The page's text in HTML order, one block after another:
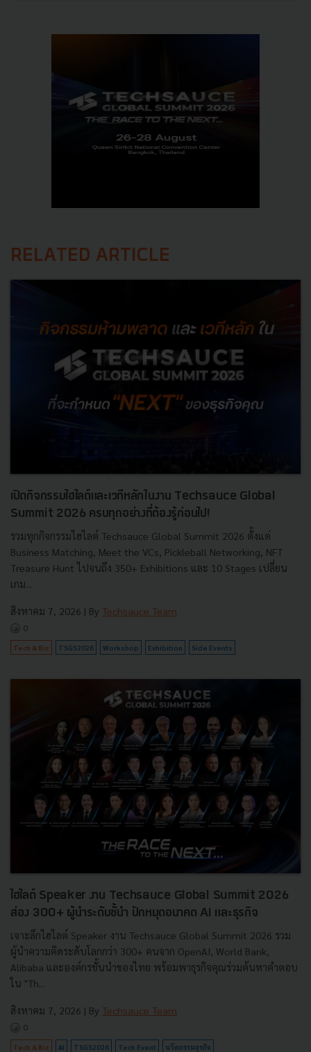
RELATED ARTICLE
เปิดกิจกรรมไฮไลต์และเวทีหลักในงาน Techsauce Global
Summit 2026 ครบทุกอย่างที่ต้องรู้ก่อนไป!
รวมทุกกิจกรรมไฮไลต์ Techsauce Global Summit 2026 ตั้งแต่
Business Matching, Meet the VCs, Pickleball Networking, NFT
Treasure Hunt ไปจนถึง 350+ Exhibitions และ 10 Stages เปลี่ยน
เกม...
สิงหาคม 7, 2026 | By Techsauce Team
0
Tech & Biz TSGS2026 Workshop Exhibition Side Events
ไฮไลต์ Speaker งาน Techsauce Global Summit 2026
ส่อง 300+ ผู้นำระดับชั้นำ ปักหมุดอนาคต AI และธุรกิจ
เจาะลึกไฮไลต์ Speaker งาน Techsauce Global Summit 2026 รวม
ผู้นำความคิดระดับโลกกว่า 300+ คนจาก OpenAI, World Bank,
Alibaba และองค์กรชั้นนำของไทย พร้อมพาธุรกิจคุณร่วมค้นหาคำตอบ
ใน "Th...
สิงหาคม 7, 2026 | By Techsauce Team
0
Tech & Biz AI TSGS2026 Tech Event นวัตกรรมธุรกิจ